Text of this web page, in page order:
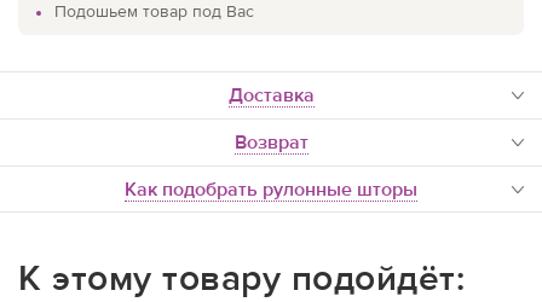
Подошьем товар под Вас
доставка
Возврат
Как подобрать рулонные шторы
К этому товару подойдёт: